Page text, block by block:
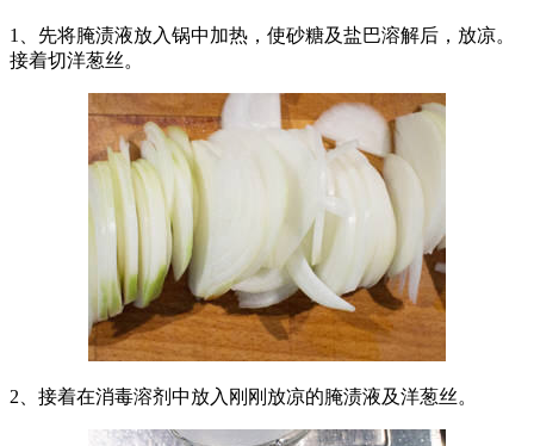
1、先将腌渍液放入锅中加热，使砂糖及盐巴溶解后，放凉。
接着切洋葱丝。
2、接着在消毒溶剂中放入刚刚放凉的腌渍液及洋葱丝。